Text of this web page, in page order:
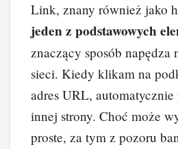
c
e
b
o
o
k
er
e
st
k
e
dI
n
d
t
Link, znany również jako
jeden z podstawowych
znaczący sposób napędza
sieci. Kiedy klikam na
adres URL, automatycznie
innej strony. Choć może
proste, za tym z pozoru